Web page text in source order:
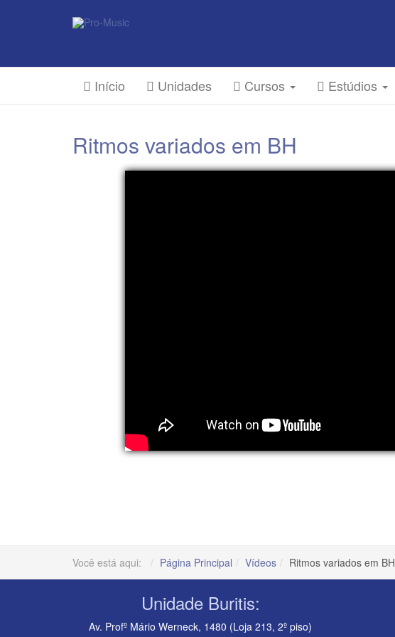
Início Unidades Cursos Estúdios
Ritmos variados em BH
Você está aqui: Página Principal Vídeos Ritmos variados em BH
Unidade Buritis:
Av. Profº Mário Werneck, 1480 (Loja 213, 2º piso)